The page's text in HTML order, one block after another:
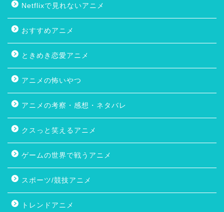
Netflixで見れないアニメ
おすすめアニメ
ときめき恋愛アニメ
アニメの怖いやつ
アニメの考察・感想・ネタバレ
クスっと笑えるアニメ
ゲームの世界で戦うアニメ
スポーツ/競技アニメ
トレンドアニメ